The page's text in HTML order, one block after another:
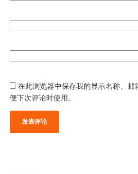
在此浏览器中保存我的显示名称、邮
便下次评论时使用。